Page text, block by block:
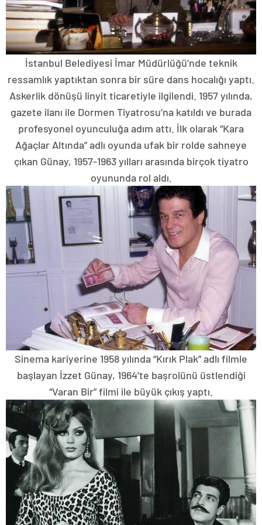
İstanbul Belediyesi İmar Müdürlüğü’nde teknik
ressamlık yaptıktan sonra bir süre dans hocalığı yaptı.
Askerlik dönüşü linyit ticaretiyle ilgilendi. 1957 yılında,
gazete ilanı ile Dormen Tiyatrosu’na katıldı ve burada
profesyonel oyunculuğa adım attı. İlk olarak “Kara
Ağaçlar Altında” adlı oyunda ufak bir rolde sahneye
çıkan Günay, 1957-1963 yılları arasında birçok tiyatro
oyununda rol aldı.
Sinema kariyerine 1958 yılında “Kırık Plak” adlı filmle
başlayan İzzet Günay, 1964’te başrolünü üstlendiği
“Varan Bir” filmi ile büyük çıkış yaptı.